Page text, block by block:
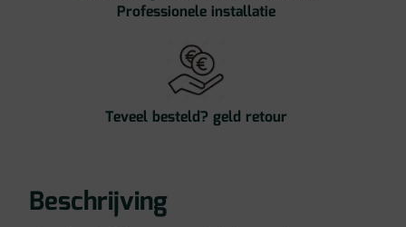
Professionele installatie
Teveel besteld? geld retour
Beschrijving